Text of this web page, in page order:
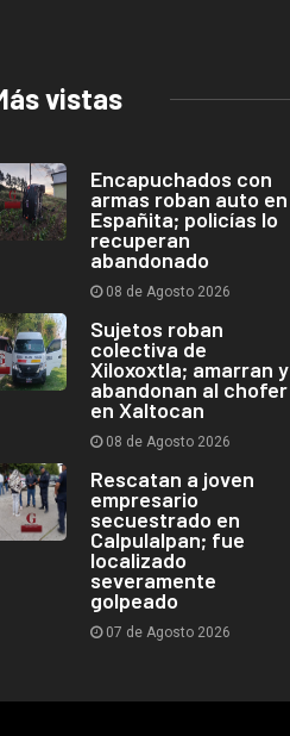
vistas
Encapuchados con
armas roban auto en
Españita; policías lo
recuperan
abandonado
08 de Agosto 2026
Sujetos roban
colectiva de
Xiloxoxtla; amarran y
abandonan al chofer
en Xaltocan
08 de Agosto 2026
Rescatan a joven
empresario
secuestrado en
Calpulalpan; fue
localizado
severamente
golpeado
07 de Agosto 2026